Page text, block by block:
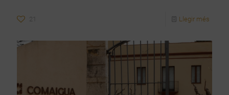
21 Llegir més